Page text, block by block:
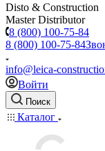
Disto & Construction
Master Distributor
8 (800) 100-75-84
8 (800) 100-75-84
info@leica-
Войти
Поиск
Каталог